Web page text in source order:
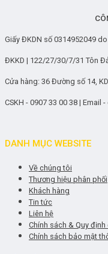
Giấy ĐKDN số 0314952049
ĐKKD | 122/27/30/7/31 Tôn
Cửa hàng: 36 Đường số 14,
CSKH - 0907 33 00 38 | Email
DANH MỤC WEBSITE
Về chúng tôi
Thương hiệu phân phối
Khách hàng
Tin tức
Liên hệ
Chính sách & Quy định
Chính sách bảo mật